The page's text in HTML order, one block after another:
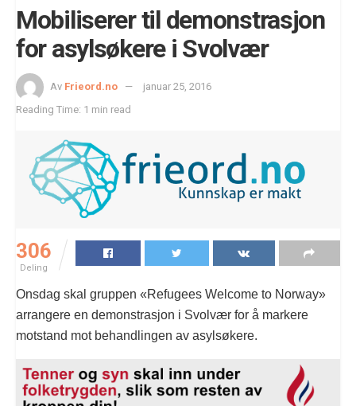
Mobiliserer til demonstrasjon
for asylsøkere i Svolvær
Av Frieord.no
januar 25, 2016
Reading Time: 1 min read
306
Deling
Onsdag skal gruppen «Refugees Welcome to Norway»
arrangere en demonstrasjon i Svolvær for å markere
motstand mot behandlingen av asylsøkere.